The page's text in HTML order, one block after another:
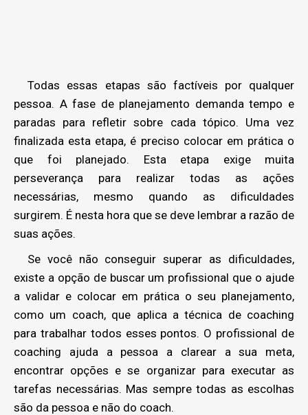
Todas essas etapas são factíveis por qualquer
pessoa. A fase de planejamento demanda tempo e
paradas para refletir sobre cada tópico. Uma vez
finalizada esta etapa, é preciso colocar em prática o
que foi planejado. Esta etapa exige muita
perseverança para realizar todas as ações
necessárias, mesmo quando as dificuldades
surgirem. É nesta hora que se deve lembrar a razão de
suas ações.
Se você não conseguir superar as dificuldades,
existe a opção de buscar um profissional que o ajude
a validar e colocar em prática o seu planejamento,
como um coach, que aplica a técnica de coaching
para trabalhar todos esses pontos. O profissional de
coaching ajuda a pessoa a clarear a sua meta,
encontrar opções e se organizar para executar as
tarefas necessárias. Mas sempre todas as escolhas
são da pessoa e não do coach.